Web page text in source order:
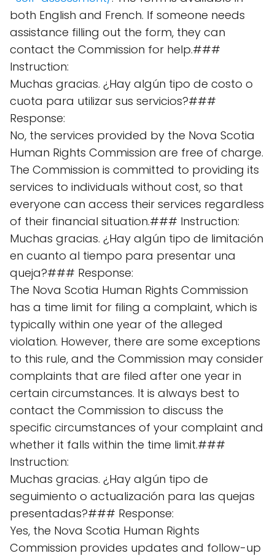
both English and French. If someone needs
assistance filling out the form, they can
contact the Commission for help.###
Instruction:
Muchas gracias. ¿Hay algún tipo de costo o
cuota para utilizar sus servicios?###
Response:
No, the services provided by the Nova Scotia
Human Rights Commission are free of charge.
The Commission is committed to providing its
services to individuals without cost, so that
everyone can access their services regardless
of their financial situation.### Instruction:
Muchas gracias. ¿Hay algún tipo de limitación
en cuanto al tiempo para presentar una
queja?### Response:
The Nova Scotia Human Rights Commission
has a time limit for filing a complaint, which is
typically within one year of the alleged
violation. However, there are some exceptions
to this rule, and the Commission may consider
complaints that are filed after one year in
certain circumstances. It is always best to
contact the Commission to discuss the
specific circumstances of your complaint and
whether it falls within the time limit.###
Instruction:
Muchas gracias. ¿Hay algún tipo de
seguimiento o actualización para las quejas
presentadas?### Response:
Yes, the Nova Scotia Human Rights
Commission provides updates and follow-up